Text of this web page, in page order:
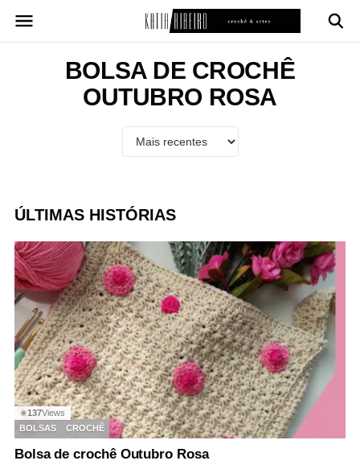
para
BOLSA DE CROCHÊ
OUTUBRO ROSA
ÚLTIMAS HISTÓRIAS
◉137Views
BOLSAS
CROCHÊ
Bolsa de crochê Outubro Rosa